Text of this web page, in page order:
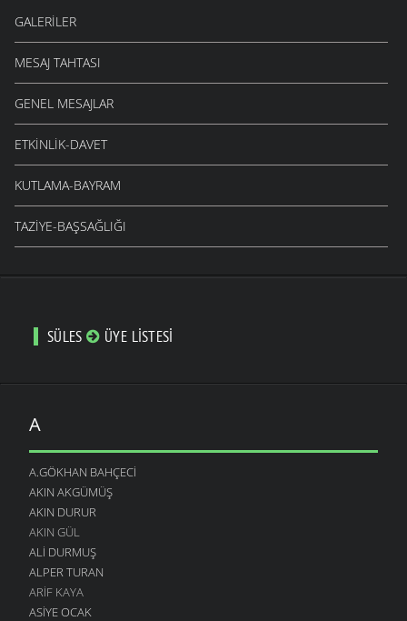
GALERILER
MESAJ TAHTASI
GENEL MESAJLAR
ETKINLIK-DAVET
KUTLAMA-BAYRAM
TAZIYE-BAŞSAĞLIĞI
SÜLES ÜYE LISTESI
A
A.GÖKHAN BAHÇECI
AKIN AKGÜMÜŞ
AKIN DURUR
AKIN GÜL
ALI DURMUŞ
ALPER TURAN
ARIF KAYA
ASIYE OCAK